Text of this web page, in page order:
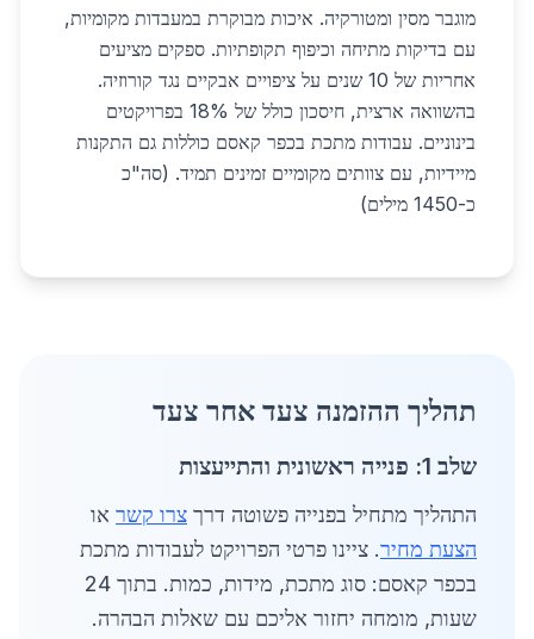
מוגבר מסין ומטורקיה. איכות מבוקרת במעבדות מקומיות,
עם בדיקות מתיחה וכיפוף תקופתיות. ספקים מציעים
אחריות של 10 שנים על ציפויים אבקיים נגד קורוזיה.
בהשוואה ארצית, חיסכון כולל של 18% בפרויקטים
בינוניים. עבודות מתכת בכפר קאסם כוללות גם התקנות
מיידיות, עם צוותים מקומיים זמינים תמיד. (סה"כ
כ-1450 מילים)
תהליך ההזמנה צעד אחר צעד
שלב 1: פנייה ראשונית והתייעצות
התהליך מתחיל בפנייה פשוטה דרך צרו קשר או
הצעת מחיר. ציינו פרטי הפרויקט לעבודות מתכת
בכפר קאסם: סוג מתכת, מידות, כמות. בתוך 24
שעות, מומחה יחזור אליכם עם שאלות הבהרה.